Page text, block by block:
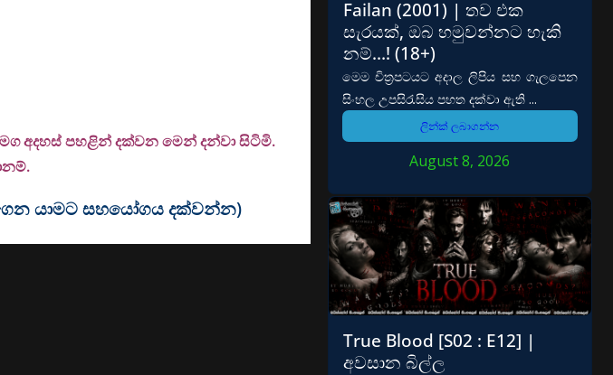
අදහස් පහළින් දක්වන මෙන් දන්වා සිටිමි.
යාමට සහයෝගය දක්වන්න)
Failan (2001) | තව එක
සැරයක්, ඔබ හමුවන්නට හැකි
නම්…! (18+)
මෙම චිත්‍රපටයට අදාල ලිපිය සහ ගැලපෙන
සිංහල උපසිරැසිය පහත දක්වා ඇති ...
ලින්ක් ලබාගන්න
August 8, 2026
True Blood [S02 : E12] |
අවසාන බිල්ල